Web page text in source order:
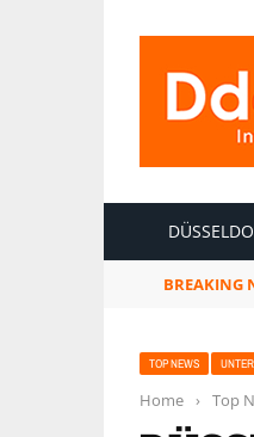
BREAKING
TOP NEWS
Home › Top